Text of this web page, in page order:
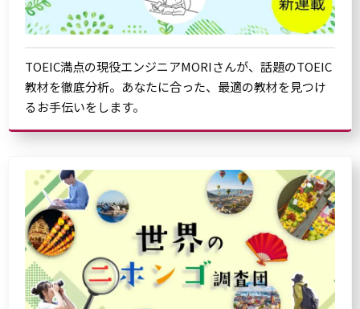
TOEIC満点の現役エンジニアMORIさんが、話題のTOEIC
教材を徹底分析。あなたに合った、最適の教材を見つけ
るお手伝いをします。